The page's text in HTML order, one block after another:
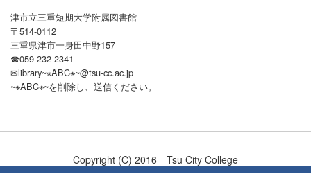
津市立三重短期大学附属図書館
〒514-0112
三重県津市一身田中野157
☎059-232-2341
✉library~※ABC※~@tsu-cc.ac.jp
~※ABC※~を削除し、送信ください。
Copyright (C) 2016 Tsu City College